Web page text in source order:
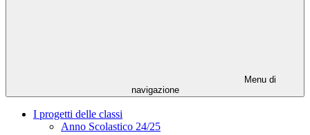
Menu di
navigazione
I progetti delle classi
Anno Scolastico 24/25